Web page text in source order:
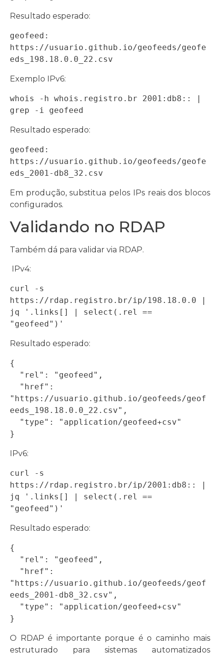
Resultado esperado:
geofeed:
https://usuario.github.io/geofeeds/geofe
eds_198.18.0.0_22.csv
Exemplo IPv6:
whois -h whois.registro.br 2001:db8:: |
grep -i geofeed
Resultado esperado:
geofeed:
https://usuario.github.io/geofeeds/geofe
eds_2001-db8_32.csv
Em produção, substitua pelos IPs reais dos blocos
configurados.
Validando no RDAP
Também dá para validar via RDAP.
IPv4:
curl -s
https://rdap.registro.br/ip/198.18.0.0 |
jq '.links[] | select(.rel ==
"geofeed")'
Resultado esperado:
{
"https://usuario.github.io/geofeeds/geof
eeds_198.18.0.0_22.csv",
}
IPv6:
curl -s
https://rdap.registro.br/ip/2001:db8:: |
jq '.links[] | select(.rel ==
"geofeed")'
Resultado esperado:
{
"https://usuario.github.io/geofeeds/geof
eeds_2001-db8_32.csv",
}
O RDAP é importante porque é o caminho mais
estruturado para sistemas automatizados